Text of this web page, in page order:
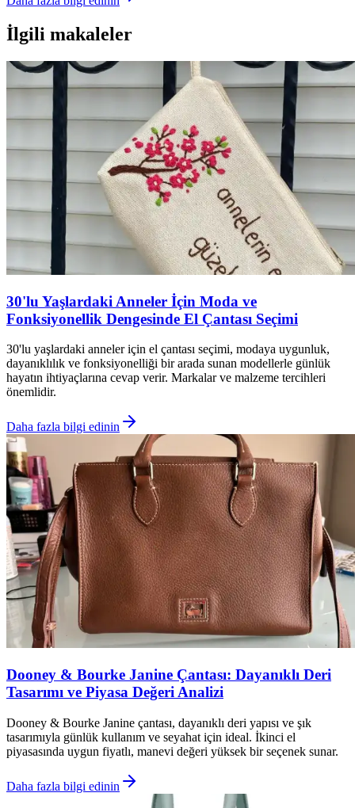
İlgili makaleler
30'lu Yaşlardaki Anneler İçin Moda ve
Fonksiyonellik Dengesinde El Çantası Seçimi
30'lu yaşlardaki anneler için el çantası seçimi, modaya uygunluk,
dayanıklılık ve fonksiyonelliği bir arada sunan modellerle günlük
hayatın ihtiyaçlarına cevap verir. Markalar ve malzeme tercihleri
önemlidir.
Daha fazla bilgi edinin
Dooney & Bourke Janine Çantası: Dayanıklı Deri
Tasarımı ve Piyasa Değeri Analizi
Dooney & Bourke Janine çantası, dayanıklı deri yapısı ve şık
tasarımıyla günlük kullanım ve seyahat için ideal. İkinci el
piyasasında uygun fiyatlı, manevi değeri yüksek bir seçenek sunar.
Daha fazla bilgi edinin